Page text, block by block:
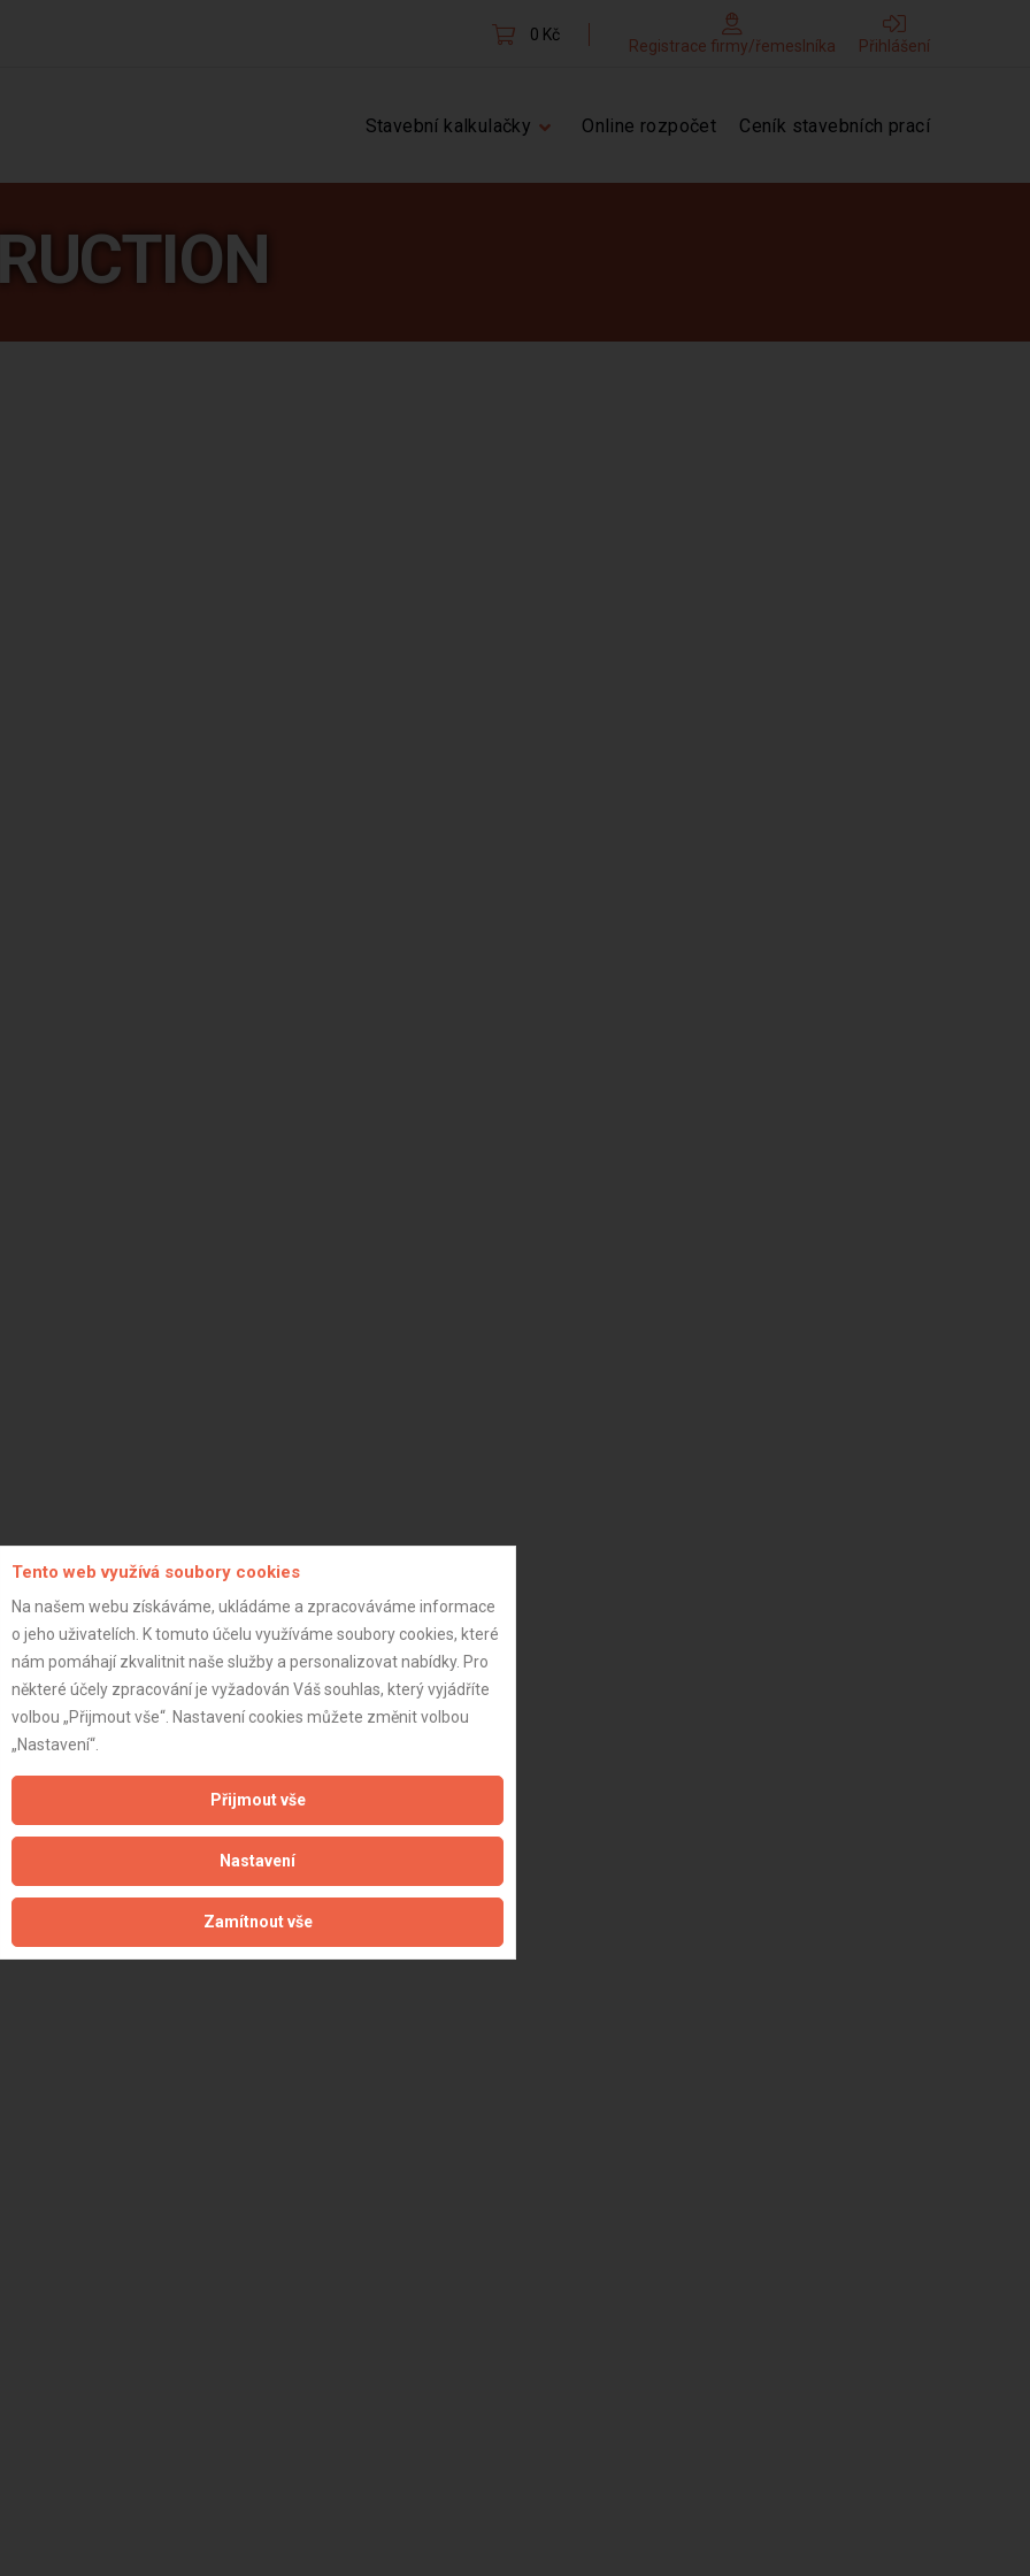
0 Kč
Registrace firmy/řemeslníka Přihlášení
Stavební kalkulačky Online rozpočet Ceník stavebních prací
Tento web využívá soubory cookies
Na našem webu získáváme, ukládáme a zpracováváme informace
o jeho uživatelích. K tomuto účelu využíváme soubory cookies, které
nám pomáhají zkvalitnit naše služby a personalizovat nabídky. Pro
některé účely zpracování je vyžadován Váš souhlas, který vyjádříte
volbou „Přijmout vše“. Nastavení cookies můžete změnit volbou
„Nastavení“.
Přijmout vše
Nastavení
Zamítnout vše